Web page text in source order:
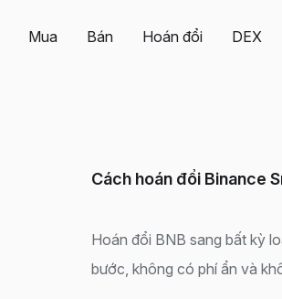
Mua Bán Hoán đổi DEX
Cách hoán đổi Binance
Hoán đổi BNB sang bất kỳ
bước, không có phí ẩn và